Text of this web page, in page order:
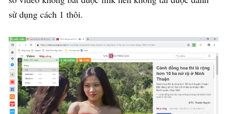
sử dụng cách 1 thôi.